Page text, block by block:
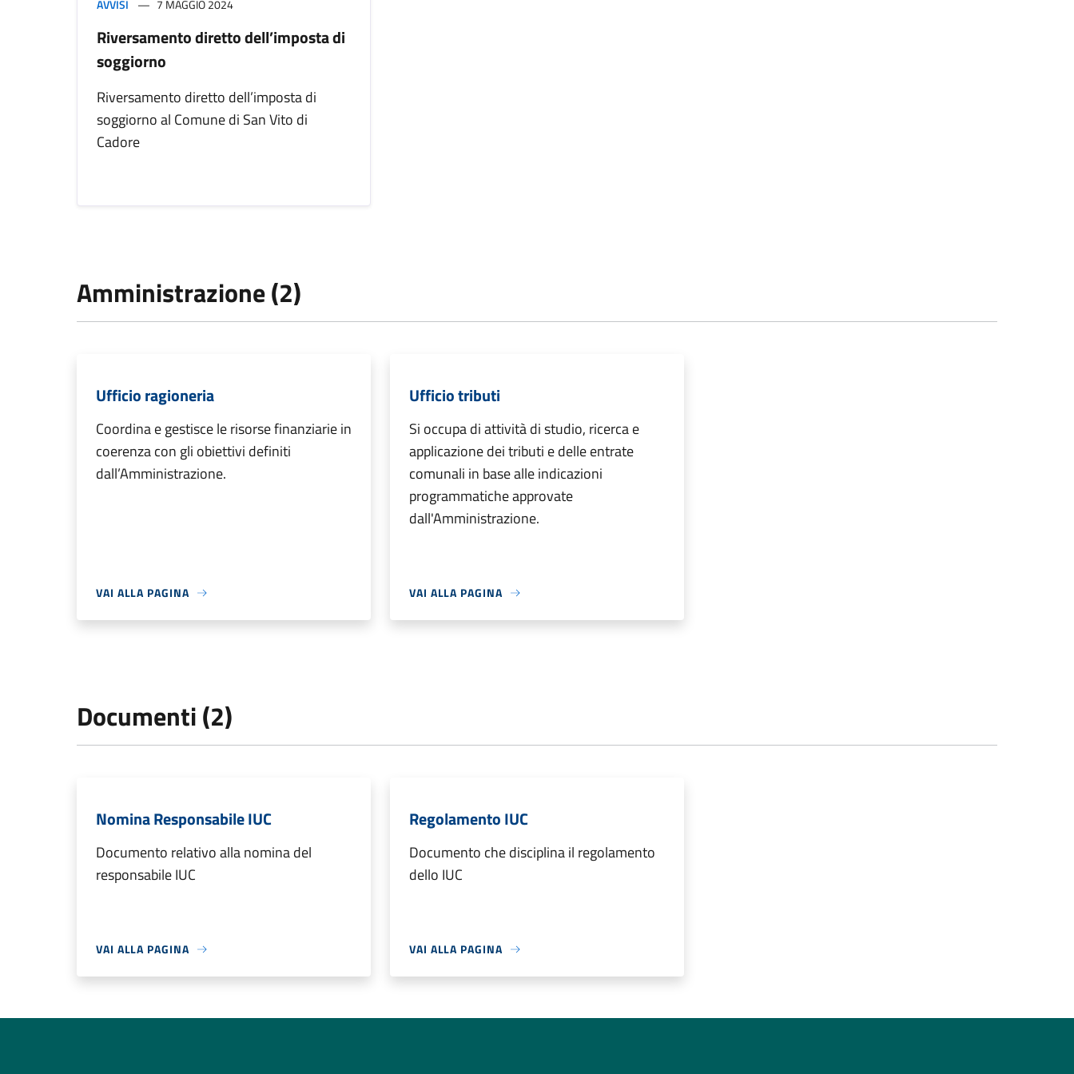
AVVISI 7 MAGGIO 2024
Riversamento diretto dell’imposta di
soggiorno
Riversamento diretto dell’imposta di
soggiorno al Comune di San Vito di
Cadore
Amministrazione (2)
Ufficio ragioneria
Coordina e gestisce le risorse finanziarie in
coerenza con gli obiettivi definiti
dall’Amministrazione.
VAI ALLA PAGINA
Ufficio tributi
Si occupa di attività di studio, ricerca e
applicazione dei tributi e delle entrate
comunali in base alle indicazioni
programmatiche approvate
dall'Amministrazione.
VAI ALLA PAGINA
Documenti (2)
Nomina Responsabile IUC
Documento relativo alla nomina del
responsabile IUC
VAI ALLA PAGINA
Regolamento IUC
Documento che disciplina il regolamento
dello IUC
VAI ALLA PAGINA